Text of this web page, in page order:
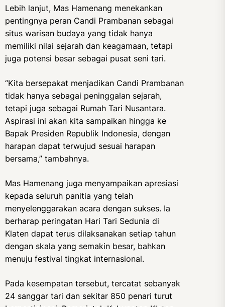
Lebih lanjut, Mas Hamenang menekankan
pentingnya peran Candi Prambanan sebagai
situs warisan budaya yang tidak hanya
memiliki nilai sejarah dan keagamaan, tetapi
juga potensi besar sebagai pusat seni tari.
“Kita bersepakat menjadikan Candi Prambanan
tidak hanya sebagai peninggalan sejarah,
tetapi juga sebagai Rumah Tari Nusantara.
Aspirasi ini akan kita sampaikan hingga ke
Bapak Presiden Republik Indonesia, dengan
harapan dapat terwujud sesuai harapan
bersama,” tambahnya.
Mas Hamenang juga menyampaikan apresiasi
kepada seluruh panitia yang telah
menyelenggarakan acara dengan sukses. Ia
berharap peringatan Hari Tari Sedunia di
Klaten dapat terus dilaksanakan setiap tahun
dengan skala yang semakin besar, bahkan
menuju festival tingkat internasional.
Pada kesempatan tersebut, tercatat sebanyak
24 sanggar tari dan sekitar 850 penari turut